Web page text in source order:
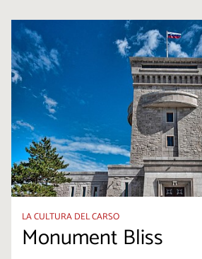
LA CULTURA DEL CARSO
Monument Bliss